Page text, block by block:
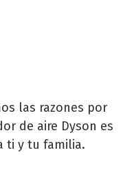
las razones por
de aire Dyson es
ti y tu familia.